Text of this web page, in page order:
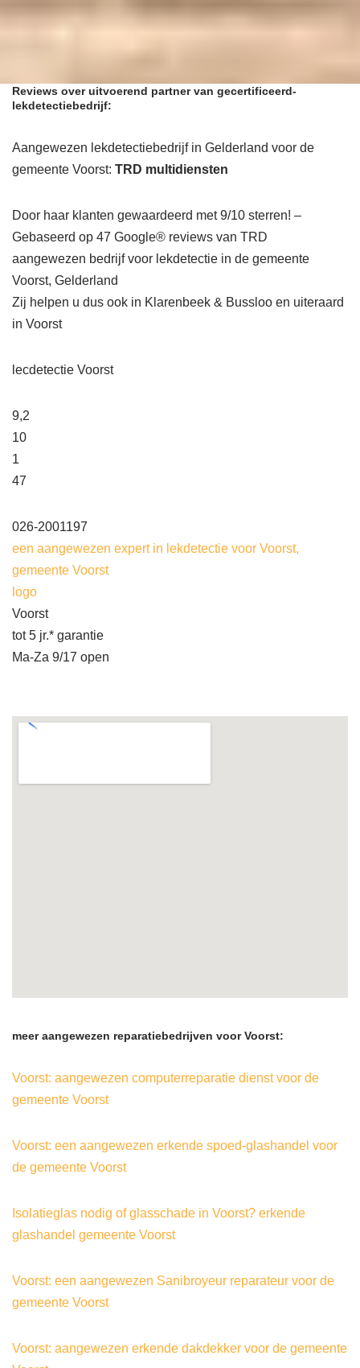
Reviews over uitvoerend partner van gecertificeerd-
lekdetectiebedrijf:
Aangewezen lekdetectiebedrijf in Gelderland voor de
gemeente Voorst: TRD multidiensten
Door haar klanten gewaardeerd met 9/10 sterren! –
Gebaseerd op 47 Google® reviews van TRD
aangewezen bedrijf voor lekdetectie in de gemeente
Voorst, Gelderland
Zij helpen u dus ook in Klarenbeek & Bussloo en uiteraard
in Voorst
lecdetectie Voorst
9,2
10
1
47
026-2001197
een aangewezen expert in lekdetectie voor Voorst,
gemeente Voorst
logo
Voorst
tot 5 jr.* garantie
Ma-Za 9/17 open
meer aangewezen reparatiebedrijven voor Voorst:
Voorst: aangewezen computerreparatie dienst voor de
gemeente Voorst
Voorst: een aangewezen erkende spoed-glashandel voor
de gemeente Voorst
Isolatieglas nodig of glasschade in Voorst? erkende
glashandel gemeente Voorst
Voorst: een aangewezen Sanibroyeur reparateur voor de
gemeente Voorst
Voorst: aangewezen erkende dakdekker voor de gemeente